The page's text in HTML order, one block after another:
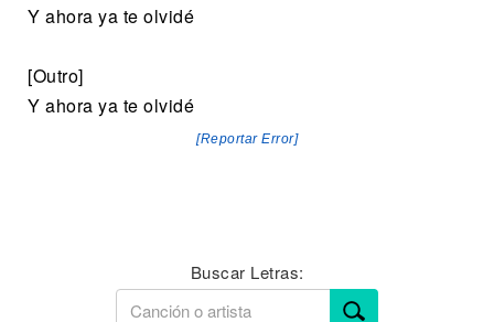
Y ahora ya te olvidé
[Outro]
Y ahora ya te olvidé
[Reportar Error]
Buscar Letras: